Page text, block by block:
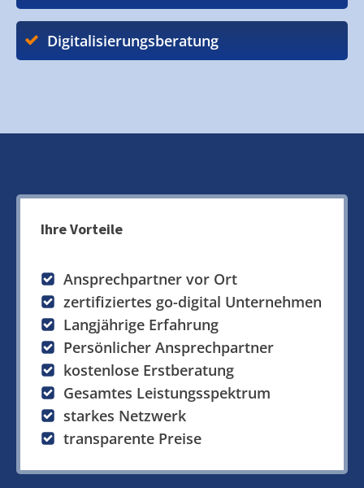
Digitalisierungsberatung
Ihre Vorteile
Ansprechpartner vor Ort
zertifiziertes go-digital Unternehmen
Langjährige Erfahrung
Persönlicher Ansprechpartner
kostenlose Erstberatung
Gesamtes Leistungsspektrum
starkes Netzwerk
transparente Preise